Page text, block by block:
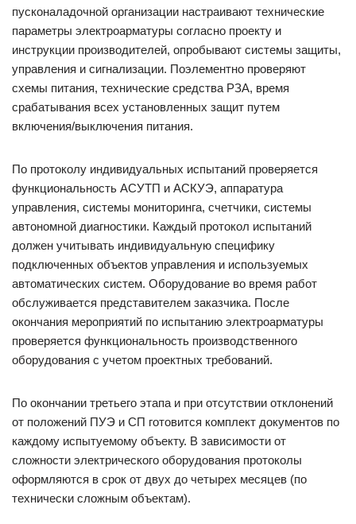
пусконаладочной организации настраивают технические
параметры электроарматуры согласно проекту и
инструкции производителей, опробывают системы защиты,
управления и сигнализации. Поэлементно проверяют
схемы питания, технические средства РЗА, время
срабатывания всех установленных защит путем
включения/выключения питания.
По протоколу индивидуальных испытаний проверяется
функциональность АСУТП и АСКУЭ, аппаратура
управления, системы мониторинга, счетчики, системы
автономной диагностики. Каждый протокол испытаний
должен учитывать индивидуальную специфику
подключенных объектов управления и используемых
автоматических систем. Оборудование во время работ
обслуживается представителем заказчика. После
окончания мероприятий по испытанию электроарматуры
проверяется функциональность производственного
оборудования с учетом проектных требований.
По окончании третьего этапа и при отсутствии отклонений
от положений ПУЭ и СП готовится комплект документов по
каждому испытуемому объекту. В зависимости от
сложности электрического оборудования протоколы
оформляются в срок от двух до четырех месяцев (по
технически сложным объектам).